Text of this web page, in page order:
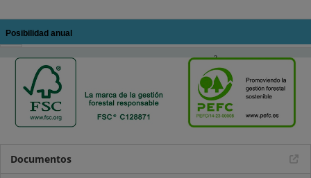
Posibilidad anual
La posibilidad anual de pino silvestre es de 5.750,00 m3.
Documentos